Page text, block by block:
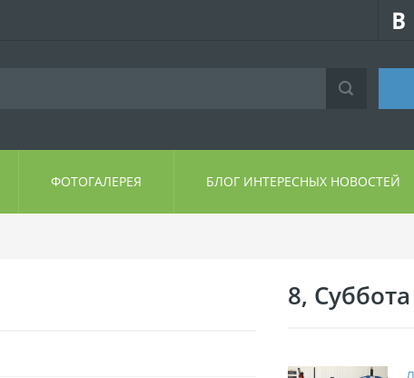
ФОТОГАЛЕРЕЯ БЛОГ ИНТЕРЕСНЫХ НОВОСТЕЙ
8, Суббота